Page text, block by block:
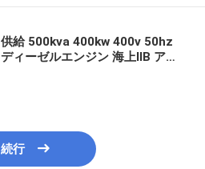
供給 500kva 400kw 400v 50hz
ディーゼルエンジン 海上IIB アテ
続行